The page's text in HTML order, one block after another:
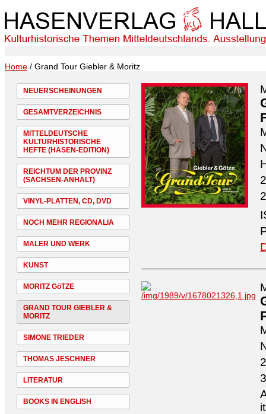
Home / Grand Tour Giebler & Moritz
NEUERSCHEINUNGEN
GESAMTVERZEICHNIS
MITTELDEUTSCHE
KULTURHISTORISCHE
HEFTE (HASEN-EDITION)
REICHTUM DER PROVINZ
(SACHSEN-ANHALT)
VINYL-PLATTEN, CD, DVD
NOCH MEHR REGIONALIA
MALER UND WERK
KUNST
MORITZ GöTZE
GRAND TOUR GIEBLER &
MORITZ
SIMONE TRIEDER
THOMAS JESCHNER
LITERATUR
BOOKS IN ENGLISH